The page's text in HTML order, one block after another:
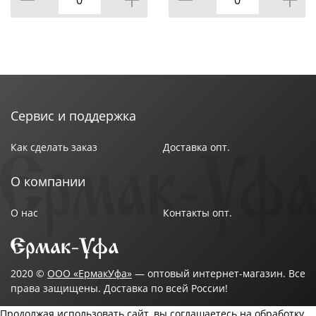
Сервис и поддержка
Как сделать заказ Доставка опт.
О компании
О нас Контакты опт.
2020 © ООО «ЕрмакУфа» — оптовый интернет-магазин. Все
права защищены. Доставка по всей России!
Продолжая использовать сайт, вы соглашаетесь на обработку